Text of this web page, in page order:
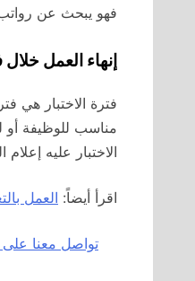
فهو يبحث عن
إنهاء العمل خلال
فترة الاختبار هي
مناسب للوظيفة أو
الاختبار عليه
اقرأ أيضاً: العمل
تواصل معنا على الرقم التالي 0534800545 لأي استفسار أو